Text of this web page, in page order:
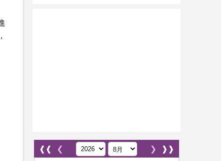
❰❰ ❮ ❱❱
❯